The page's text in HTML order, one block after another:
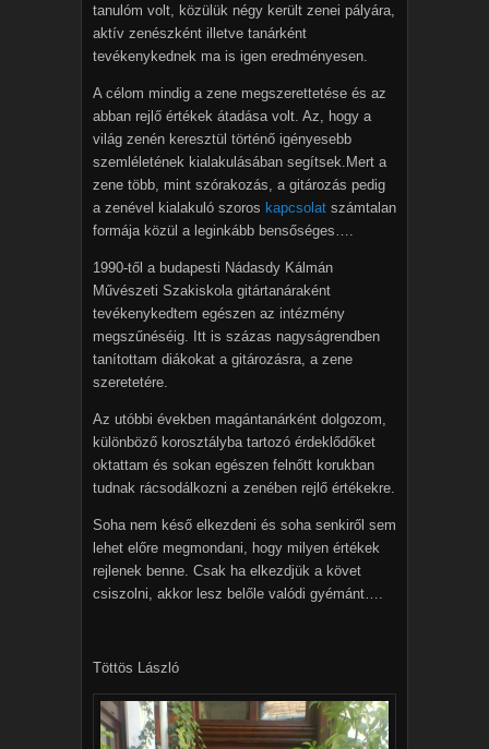
tanulóm volt, közülük négy került zenei pályára,
aktív zenészként illetve tanárként
tevékenykednek ma is igen eredményesen.
A célom mindig a zene megszerettetése és az
abban rejlő értékek átadása volt. Az, hogy a
világ zenén keresztül történő igényesebb
szemléletének kialakulásában segítsek.Mert a
zene több, mint szórakozás, a gitározás pedig
a zenével kialakuló szoros kapcsolat számtalan
formája közül a leginkább bensőséges….
1990-től a budapesti Nádasdy Kálmán
Művészeti Szakiskola gitártanáraként
tevékenykedtem egészen az intézmény
megszűnéséig. Itt is százas nagyságrendben
tanítottam diákokat a gitározásra, a zene
szeretetére.
Az utóbbi években magántanárként dolgozom,
különböző korosztályba tartozó érdeklődőket
oktattam és sokan egészen felnőtt korukban
tudnak rácsodálkozni a zenében rejlő értékekre.
Soha nem késő elkezdeni és soha senkiről sem
lehet előre megmondani, hogy milyen értékek
rejlenek benne. Csak ha elkezdjük a követ
csiszolni, akkor lesz belőle valódi gyémánt….
Töttös László